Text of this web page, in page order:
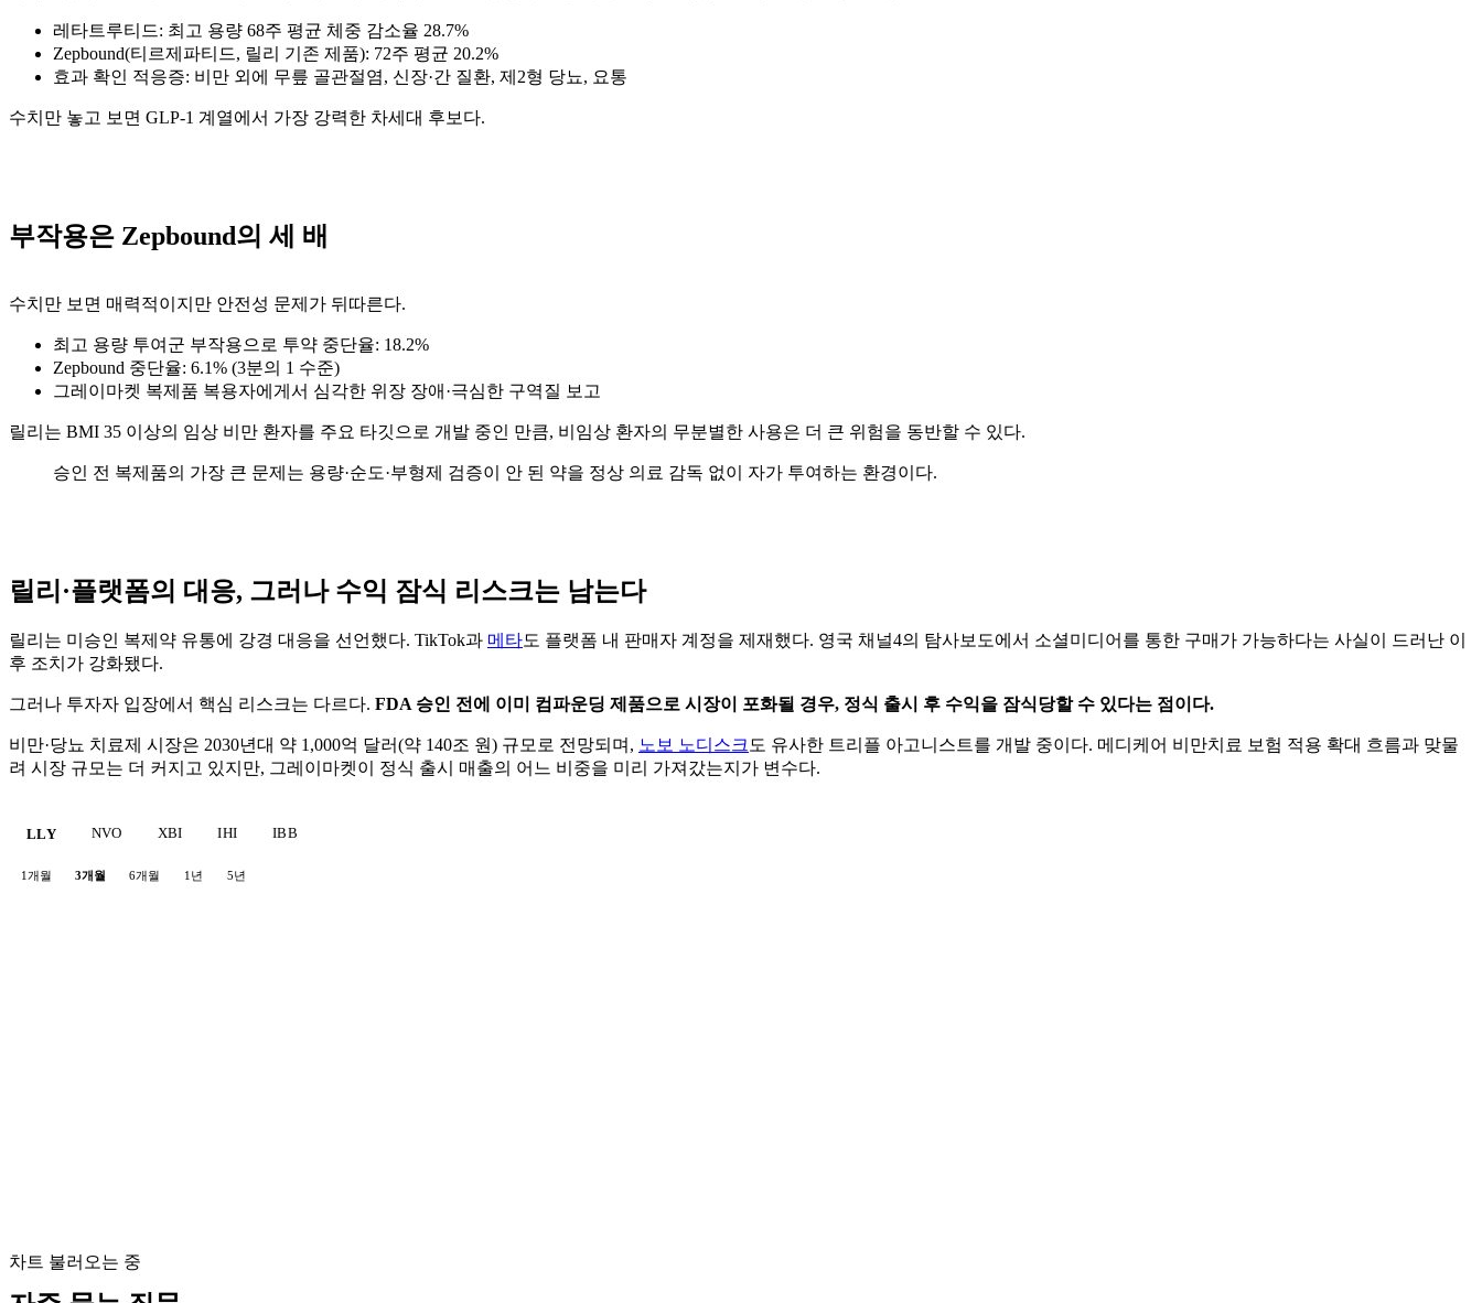
레타트루티드: 최고 용량 68주 평균 체중 감소율 28.7%
Zepbound(티르제파티드, 릴리 기존 제품): 72주 평균 20.2%
효과 확인 적응증: 비만 외에 무릎 골관절염, 신장·간 질환, 제2형 당뇨, 요통
수치만 놓고 보면 GLP-1 계열에서 가장 강력한 차세대 후보다.
부작용은 Zepbound의 세 배
수치만 보면 매력적이지만 안전성 문제가 뒤따른다.
최고 용량 투여군 부작용으로 투약 중단율: 18.2%
Zepbound 중단율: 6.1% (3분의 1 수준)
그레이마켓 복제품 복용자에게서 심각한 위장 장애·극심한 구역질 보고
릴리는 BMI 35 이상의 임상 비만 환자를 주요 타깃으로 개발 중인 만큼, 비임상 환자의 무분별한 사용은 더 큰 위험을 동반할 수 있다.
승인 전 복제품의 가장 큰 문제는 용량·순도·부형제 검증이 안 된 약을 정상 의료 감독 없이 자가 투여하는 환경이다.
릴리·플랫폼의 대응, 그러나 수익 잠식 리스크는 남는다
릴리는 미승인 복제약 유통에 강경 대응을 선언했다. TikTok과 메타도 플랫폼 내 판매자 계정을 제재했다. 영국 채널4의 탐사보도에서 소셜미디어를 통한 구매가 가능하다는 사실이 드러난 이
후 조치가 강화됐다.
그러나 투자자 입장에서 핵심 리스크는 다르다. FDA 승인 전에 이미 컴파운딩 제품으로 시장이 포화될 경우, 정식 출시 후 수익을 잠식당할 수 있다는 점이다.
비만·당뇨 치료제 시장은 2030년대 약 1,000억 달러(약 140조 원) 규모로 전망되며, 노보 노디스크도 유사한 트리플 아고니스트를 개발 중이다. 메디케어 비만치료 보험 적용 확대 흐름과 맞물
려 시장 규모는 더 커지고 있지만, 그레이마켓이 정식 출시 매출의 어느 비중을 미리 가져갔는지가 변수다.
LLY NVO XBI IHI IBB
1개월 3개월 6개월 1년 5년
차트 불러오는 중